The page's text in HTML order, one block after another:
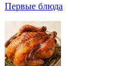
Первые блюда